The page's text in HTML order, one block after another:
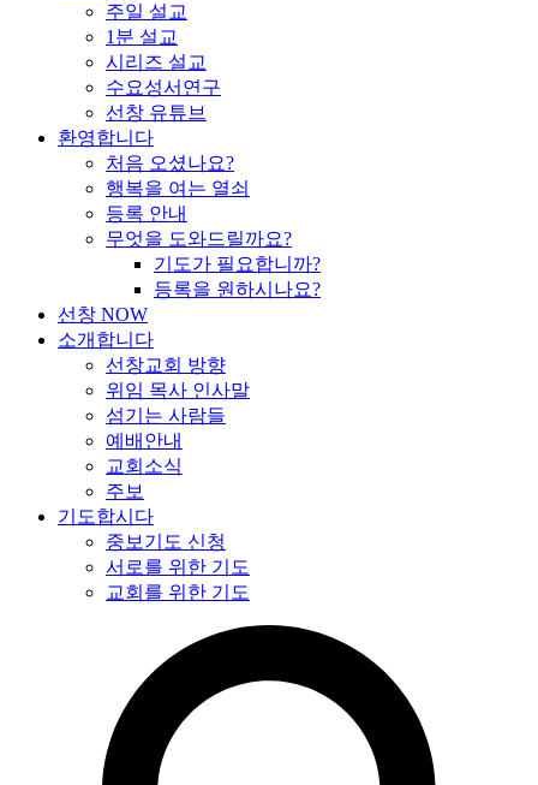
주일 설교
1분 설교
시리즈 설교
수요성서연구
선창 유튜브
환영합니다
처음 오셨나요?
행복을 여는 열쇠
등록 안내
무엇을 도와드릴까요?
기도가 필요합니까?
등록을 원하시나요?
선창 NOW
소개합니다
선창교회 방향
위임 목사 인사말
섬기는 사람들
예배안내
교회소식
주보
기도합시다
중보기도 신청
서로를 위한 기도
교회를 위한 기도